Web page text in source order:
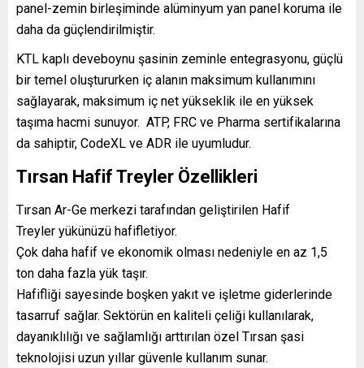
panel-zemin birleşiminde alüminyum yan panel koruma ile
daha da güçlendirilmiştir.
KTL kaplı deveboynu şasinin zeminle entegrasyonu, güçlü
bir temel oluştururken iç alanın maksimum kullanımını
sağlayarak, maksimum iç net yükseklik ile en yüksek
taşıma hacmi sunuyor. ATP, FRC ve Pharma sertifikalarına
da sahiptir, CodeXL ve ADR ile uyumludur.
Tırsan Hafif Treyler Özellikleri
Tırsan Ar-Ge merkezi tarafından geliştirilen Hafif
Treyler yükünüzü hafifletiyor.
Çok daha hafif ve ekonomik olması nedeniyle en az 1,5
ton daha fazla yük taşır.
Hafifliği sayesinde boşken yakıt ve işletme giderlerinde
tasarruf sağlar. Sektörün en kaliteli çeliği kullanılarak,
dayanıklılığı ve sağlamlığı arttırılan özel Tırsan şasi
teknolojisi uzun yıllar güvenle kullanım sunar.